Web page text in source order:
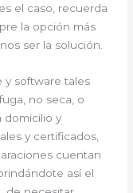
el caso, recuerda
la opción más
ser la solución.
y software tales
no seca, o
domicilio y
y certificados,
cuentan
así el